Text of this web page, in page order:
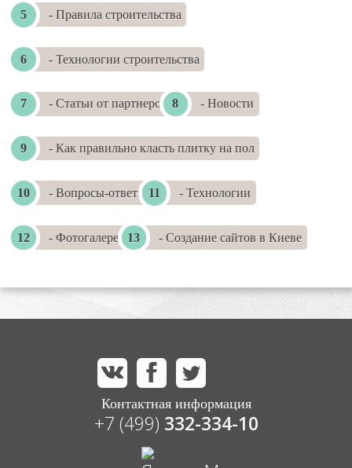
- Правила строительства
- Технологии строительства
- Статьи от партнеров - Новости
- Как правильно класть плитку на пол
- Вопросы-ответы - Технологии
- Фотогалереи - Создание сайтов в Киеве
Контактная информация
+7 (499) 332-334-10